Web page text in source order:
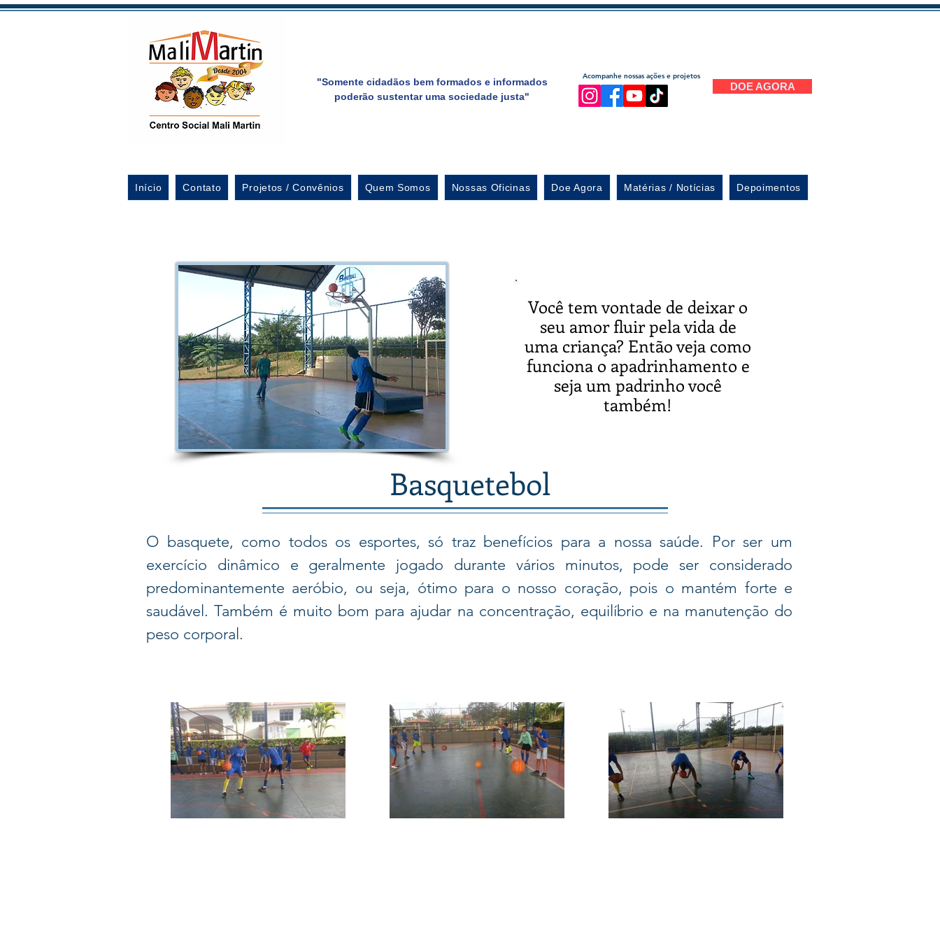
"Somente cidadãos bem formados e informados
poderão sustentar uma sociedade justa"
Acompanhe nossas ações e projetos
DOE AGORA
Início Contato Projetos / Convênios Quem Somos Nossas Oficinas Doe Agora Matérias / Notícias Depoimentos
Você tem vontade de deixar o
seu amor fluir pela vida de
uma criança? Então veja como
funciona o apadrinhamento e
seja um padrinho você
também!
Basquetebol
O basquete, como todos os esportes, só traz benefícios para a nossa saúde. Por ser um
exercício dinâmico e geralmente jogado durante vários minutos, pode ser considerado
predominantemente aeróbio, ou seja, ótimo para o nosso coração, pois o mantém forte e
saudável. Também é muito bom para ajudar na concentração, equilíbrio e na manutenção do
peso corporal.